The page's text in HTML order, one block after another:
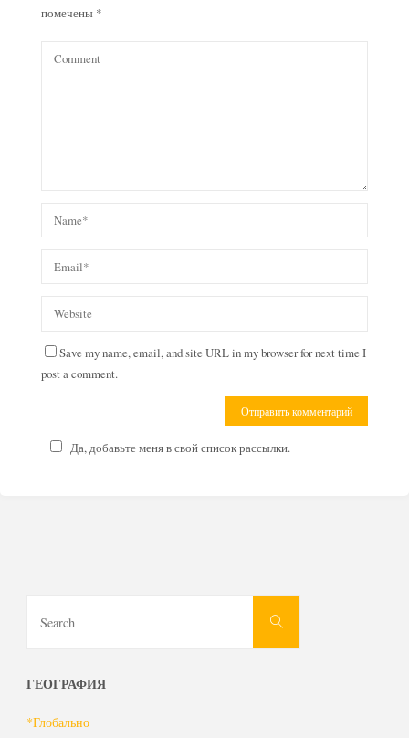
помечены *
Save my name, email, and site URL in my browser for next time I
post a comment.
Да, добавьте меня в свой список рассылки.
Search
ГЕОГРАФИЯ
*Глобально